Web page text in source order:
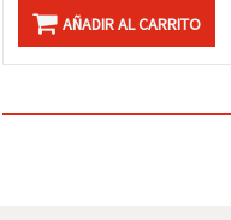
AÑADIR AL CARRITO